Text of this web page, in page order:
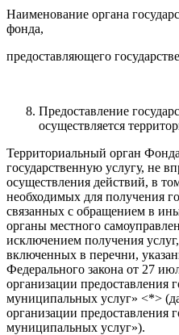
Наименование органа
фонда,
предоставляющего
Предоставление
осуществляется
Территориальный орган
государственную услугу, не
осуществления действий, в
необходимых для получения
связанных с обращением в
органы местного
исключением получения
включенных в перечни,
Федерального закона от 27
организации предоставления
муниципальных услуг» <*>
организации предоставления
муниципальных услуг»).